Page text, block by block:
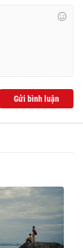
Gửi bình luận